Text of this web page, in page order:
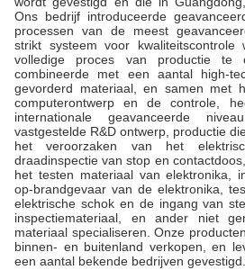
Ons bedrijf introduceerde
processen van de meest
strikt systeem voor kwaliteitscontrole
volledige proces van productie te
combineerde met een aantal high-
gevorderd materiaal, en samen met
computerontwerp en de controle,
internationale geavanceerde
vastgestelde R&D ontwerp, productie
het veroorzaken van het
draadinspectie van stop en
het testen materiaal van elektronika,
op-brandgevaar van de elektronika,
elektrische schok en de ingang van
inspectiemateriaal, en ander niet
materiaal specialiseren. Onze
binnen- en buitenland verkopen, en
een aantal bekende bedrijven gevestigd.